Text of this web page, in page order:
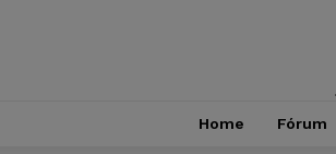
Home Fórum